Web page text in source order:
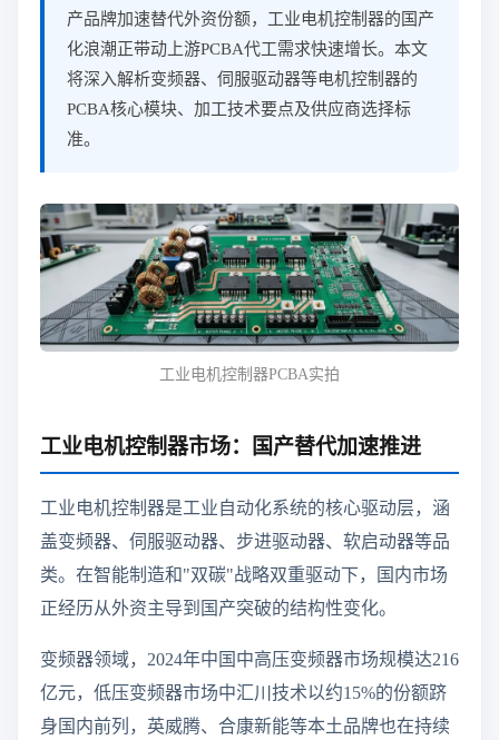
产品牌加速替代外资份额，工业电机控制器的国产
化浪潮正带动上游PCBA代工需求快速增长。本文
将深入解析变频器、伺服驱动器等电机控制器的
PCBA核心模块、加工技术要点及供应商选择标
准。
工业电机控制器PCBA实拍
工业电机控制器市场：国产替代加速推进
工业电机控制器是工业自动化系统的核心驱动层，涵
盖变频器、伺服驱动器、步进驱动器、软启动器等品
类。在智能制造和"双碳"战略双重驱动下，国内市场
正经历从外资主导到国产突破的结构性变化。
变频器领域，2024年中国中高压变频器市场规模达216
亿元，低压变频器市场中汇川技术以约15%的份额跻
身国内前列，英威腾、合康新能等本土品牌也在持续